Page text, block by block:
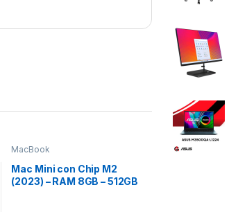
MacBook
Mac Mini con Chip M2
(2023) – RAM 8GB – 512GB